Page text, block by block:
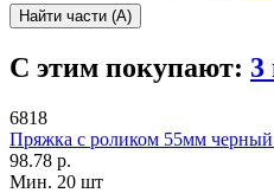
Найти части (А)
С этим покупают: 3
6818
Пряжка с роликом 55мм черный
98.78 р.
Мин. 20 шт